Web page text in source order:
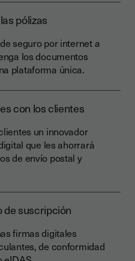
pólizas
seguro por internet a
los documentos
plataforma única.
con los clientes
un innovador
que les ahorrará
de envío postal y
de suscripción
firmas digitales
de conformidad